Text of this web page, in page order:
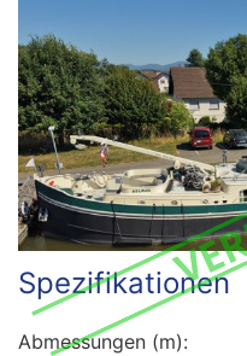
Spezifikationen
Abmessungen (m):